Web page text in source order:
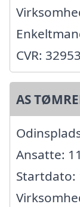
CVR:
AS
Ansatte: 11
Startdato: